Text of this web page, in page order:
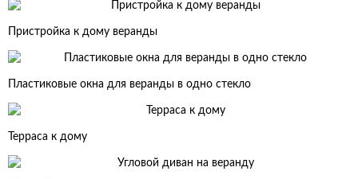
Пристройка к дому веранды
Пластиковые окна для веранды в одно стекло
Терраса к дому